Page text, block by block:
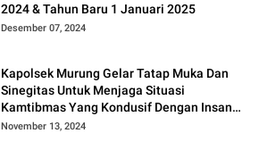
2024 & Tahun Baru 1 Januari 2025
Desember 07, 2024
Kapolsek Murung Gelar Tatap Muka Dan
Sinegitas Untuk Menjaga Situasi
Kamtibmas Yang Kondusif Dengan Insan
Pers
November 13, 2024